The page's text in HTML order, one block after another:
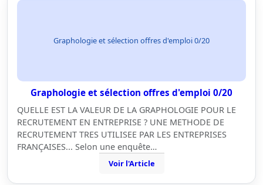
Graphologie et sélection offres d'emploi 0/20
Graphologie et sélection offres d'emploi 0/20
QUELLE EST LA VALEUR DE LA GRAPHOLOGIE POUR LE
RECRUTEMENT EN ENTREPRISE ? UNE METHODE DE
RECRUTEMENT TRES UTILISEE PAR LES ENTREPRISES
FRANÇAISES... Selon une enquête…
Voir l'Article